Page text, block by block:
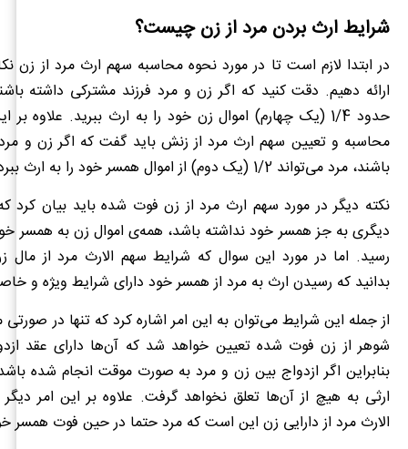
شرایط ارث بردن مرد از زن چیست؟
در ابتدا لازم است تا در مورد نحوه محاسبه سهم ارث مرد از زن
ارائه دهیم. دقت کنید که اگر زن و مرد فرزند مشترکی داشته
حدود 1/4 (یک چهارم) اموال زن خود را به ارث ببرید. علاوه
محاسبه و تعیین سهم ارث مرد از زنش باید گفت که اگر زن و
باشند، مرد می‌تواند 1/2 (یک دوم) از اموال همسر خود را به ارث ببرد.
نکته دیگر در مورد سهم ارث مرد از زن فوت شده باید بیان کرد
دیگری به جز همسر خود نداشته باشد، همه‌ی اموال زن به همسر
رسید. اما در مورد این سوال که شرایط سهم الارث مرد از
بدانید که رسیدن ارث به مرد از همسر خود دارای شرایط ویژه و
از جمله این شرایط می‌توان به این امر اشاره کرد که تنها در صورتی
شوهر از زن فوت شده تعیین خواهد شد ‌که آن‌ها دارای عقد
بنابراین اگر ازدواج بین زن و مرد به صورت موقت انجام شده
ارثی به هیچ از آن‌ها تعلق نخواهد گرفت. علاوه بر این امر
الارث مرد از دارایی زن این است که مرد حتما در حین فوت همسر